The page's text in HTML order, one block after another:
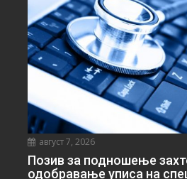
август 7, 2026
Позив за подношење
одобравање уписа на